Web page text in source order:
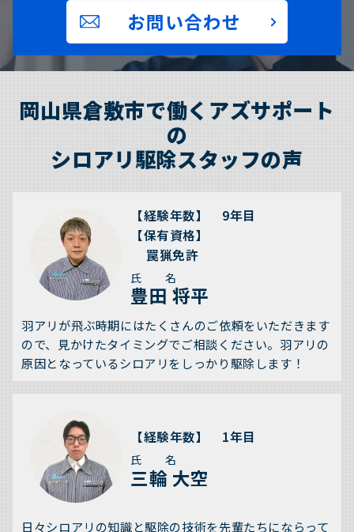
お問い合わせ
岡山県倉敷市で働くアズサポート
の
シロアリ駆除スタッフの声
【経験年数】 9年目
【保有資格】
罠猟免許
氏 名
豊田 将平
羽アリが飛ぶ時期にはたくさんのご依頼をいただきます
ので、見かけたタイミングでご相談ください。羽アリの
原因となっているシロアリをしっかり駆除します！
【経験年数】 1年目
氏 名
三輪 大空
日々シロアリの知識と駆除の技術を先輩たちにならって